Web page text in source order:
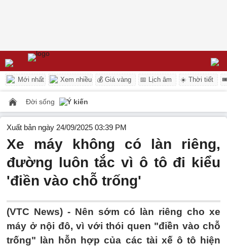
Mới nhất Xem nhiều 💰 Giá vàng 📅 Lịch âm ☀️ Thời tiết
Đời sống Ý kiến
Xuất bản ngày 24/09/2025 03:39 PM
Xe máy không có làn riêng,
đường luôn tắc vì ô tô đi kiểu
'điền vào chỗ trống'
(VTC News) - Nên sớm có làn riêng cho xe
máy ở nội đô, vì với thói quen "điền vào chỗ
trống" làn hỗn hợp của các tài xế ô tô hiện